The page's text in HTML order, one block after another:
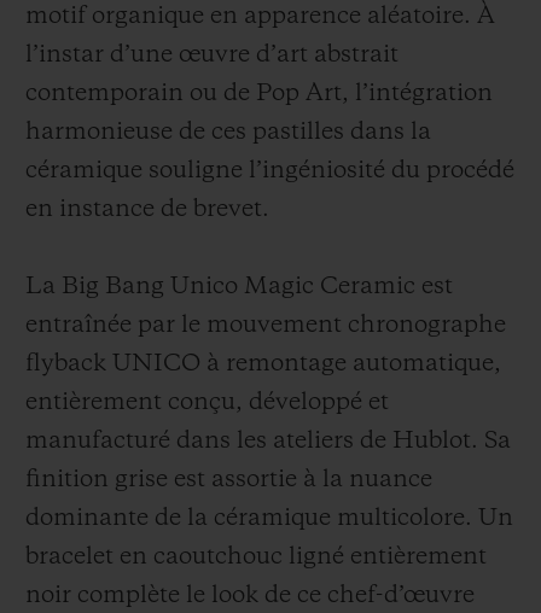
motif organique en apparence aléatoire. À
l’instar d’une œuvre d’art abstrait
contemporain ou de Pop Art, l’intégration
harmonieuse de ces pastilles dans la
céramique souligne l’ingéniosité du procédé
en instance de brevet.
La Big Bang Unico Magic Ceramic est
entraînée par le mouvement chronographe
flyback UNICO à remontage automatique,
entièrement conçu, développé et
manufacturé dans les ateliers de Hublot. Sa
finition grise est assortie à la nuance
dominante de la céramique multicolore. Un
bracelet en caoutchouc ligné entièrement
noir complète le look de ce chef-d’œuvre